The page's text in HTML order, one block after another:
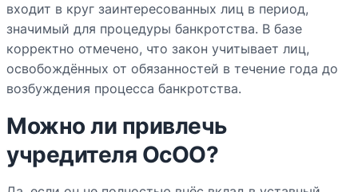
входит в круг заинтересованных лиц в период,
значимый для процедуры банкротства. В базе
корректно отмечено, что закон учитывает лиц,
освобождённых от обязанностей в течение года до
возбуждения процесса банкротства.
Можно ли привлечь
учредителя ОсОО?